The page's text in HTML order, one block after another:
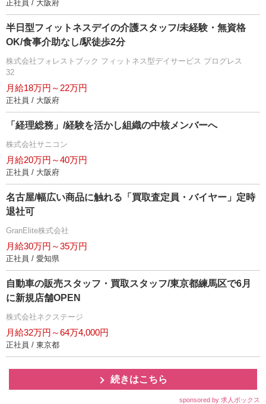
正社員 / 大阪府
半日型フィットネスデイの介護スタッフ/未経験・無資格
OK/食事介助なし/駅徒歩2分
株式会社フォレストブック フィットネス型デイサービス プログレス
32
月給18万円～22万円
正社員 / 大阪府
「経理総務」/経験を活かし組織の中核メンバーへ
株式会社サニコン
月給20万円～40万円
正社員 / 大阪府
名古屋/幅広い商品に触れる「買取査定員・バイヤー」定時
退社可
GranElite株式会社
月給30万円～35万円
正社員 / 愛知県
自動車の販売スタッフ・買取スタッフ/東京都練馬区で6月
に新規店舗OPEN
株式会社ネクステージ
月給32万円～64万4,000円
正社員 / 東京都
続きはこちら
sponsored by 求人ボックス